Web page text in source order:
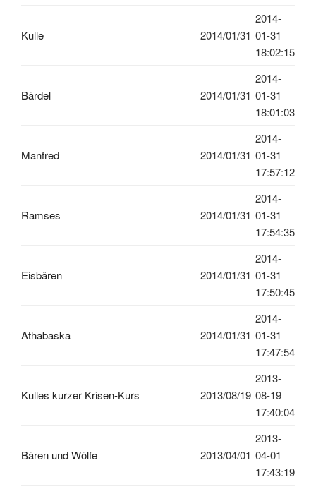
Kulle 2014/01/31
2014-
01-31
18:02:15
Bärdel 2014/01/31
2014-
01-31
18:01:03
Manfred 2014/01/31
2014-
01-31
17:57:12
Ramses 2014/01/31
2014-
01-31
17:54:35
Eisbären 2014/01/31
2014-
01-31
17:50:45
Athabaska 2014/01/31
2014-
01-31
17:47:54
Kulles kurzer Krisen-Kurs 2013/08/19
2013-
08-19
17:40:04
Bären und Wölfe 2013/04/01
2013-
04-01
17:43:19